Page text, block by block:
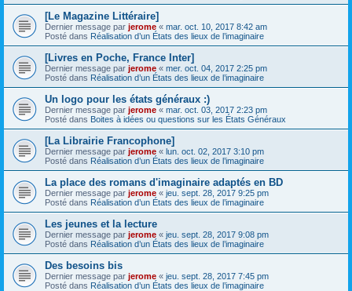
[Le Magazine Littéraire]
Dernier message par jerome « mar. oct. 10, 2017 8:42 am
Posté dans Réalisation d’un États des lieux de l’imaginaire
[Livres en Poche, France Inter]
Dernier message par jerome « mer. oct. 04, 2017 2:25 pm
Posté dans Réalisation d’un États des lieux de l’imaginaire
Un logo pour les états généraux :)
Dernier message par jerome « mar. oct. 03, 2017 2:23 pm
Posté dans Boites à idées ou questions sur les États Généraux
[La Librairie Francophone]
Dernier message par jerome « lun. oct. 02, 2017 3:10 pm
Posté dans Réalisation d’un États des lieux de l’imaginaire
La place des romans d'imaginaire adaptés en BD
Dernier message par jerome « jeu. sept. 28, 2017 9:25 pm
Posté dans Réalisation d’un États des lieux de l’imaginaire
Les jeunes et la lecture
Dernier message par jerome « jeu. sept. 28, 2017 9:08 pm
Posté dans Réalisation d’un États des lieux de l’imaginaire
Des besoins bis
Dernier message par jerome « jeu. sept. 28, 2017 7:45 pm
Posté dans Réalisation d’un États des lieux de l’imaginaire